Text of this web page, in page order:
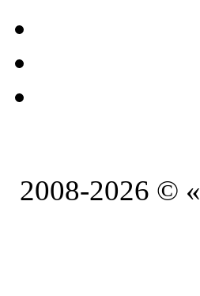
2008-2026 © «